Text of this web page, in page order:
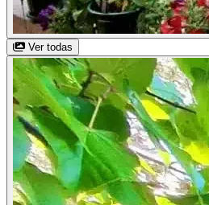
Ver todas